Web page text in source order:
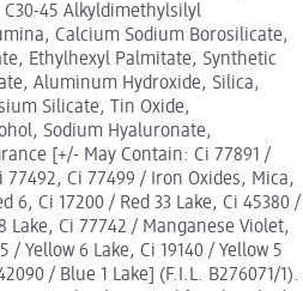
45 Alkyldimethylsilyl
Calcium Sodium Borosilicate,
Ethylhexyl Palmitate, Synthetic
Aluminum Hydroxide, Silica,
Silicate, Tin Oxide,
Sodium Hyaluronate,
[+/- May Contain: Ci 77891 /
77492, Ci 77499 / Iron Oxides, Mica,
6, Ci 17200 / Red 33 Lake, Ci 45380 /
Lake, Ci 77742 / Manganese Violet,
/ Yellow 6 Lake, Ci 19140 / Yellow 5
/ Blue 1 Lake] (F.I.L. B276071/1).